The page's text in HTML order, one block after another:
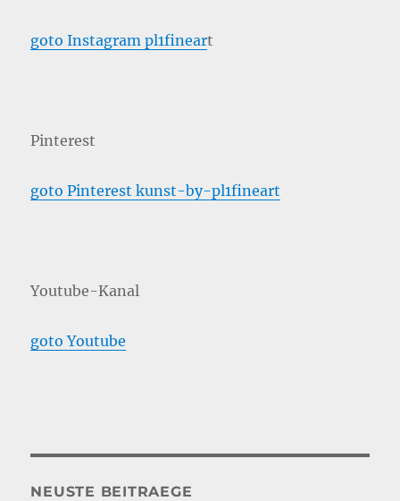
goto Instagram pl1fineart
Pinterest
goto Pinterest kunst-by-pl1fineart
Youtube-Kanal
goto Youtube
NEUSTE BEITRAEGE